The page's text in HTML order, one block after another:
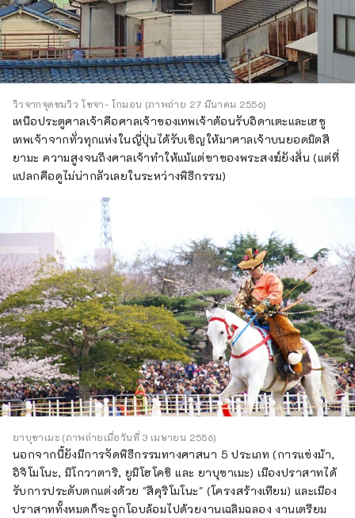
วิวจากจุดชมวิว โซจา- โกมอน (ภาพถ่าย 27 มีนาคม 2556)
เหนือประตูศาลเจ้าคือศาลเจ้าของเทพเจ้าต้อนรับอิดาเตะและเฮชู
เทพเจ้าจากทั่วทุกแห่งในญี่ปุ่นได้รับเชิญให้มาศาลเจ้าบนยอดมิตสึ
ยามะ ความสูงจนถึงศาลเจ้าทำให้แม้แต่ขาของพระสงฆ์ยังสั่น (แต่ที่
แปลกคือดูไม่น่ากลัวเลยในระหว่างพิธีกรรม)
ยาบุซาเมะ (ภาพถ่ายเมื่อวันที่ 3 เมษายน 2556)
นอกจากนี้ยังมีการจัดพิธีกรรมทางศาสนา 5 ประเภท (การแข่งม้า,
อิจิโมโนะ, มิโกวาตาริ, ยูมิโฮโคชิ และ ยาบุซาเมะ) เมืองปราสาทได้
รับการประดับตกแต่งด้วย "สึคุริโมโนะ" (โครงสร้างเทียม) และเมือง
ปราสาททั้งหมดก็จะถูกโอบล้อมไปด้วยงานเฉลิมฉลอง งานเตรียม